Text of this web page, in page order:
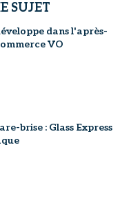
SUJET
dans l'après-
VO
brise : Glass Express